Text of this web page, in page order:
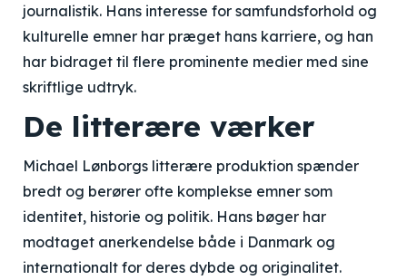
journalistik. Hans interesse for samfundsforhold og
kulturelle emner har præget hans karriere, og han
har bidraget til flere prominente medier med sine
skriftlige udtryk.
De litterære værker
Michael Lønborgs litterære produktion spænder
bredt og berører ofte komplekse emner som
identitet, historie og politik. Hans bøger har
modtaget anerkendelse både i Danmark og
internationalt for deres dybde og originalitet.